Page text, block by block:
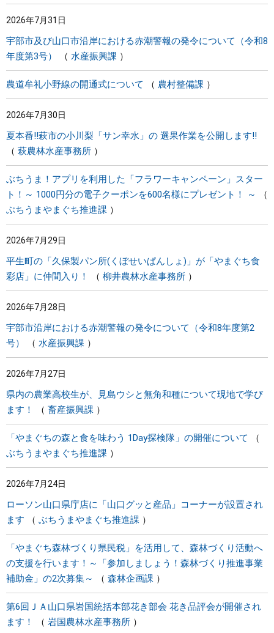
2026年7月31日
宇部市及び山口市沿岸における赤潮警報の発令について（令和8
年度第3号）
水産振興課
農道牟礼小野線の開通式について 農村整備課
2026年7月30日
夏本番!!萩市の小川梨「サン幸水」の 選果作業を公開します!!
萩農林水産事務所
ぶちうま！アプリを利用した「フラワーキャンペーン」スター
ト！～ 1000円分の電子クーポンを600名様にプレゼント！ ～
ぶちうまやまぐち推進課
2026年7月29日
平生町の「久保製パン所(くぼせいぱんしょ)」が「やまぐち食
彩店」に仲間入り！
柳井農林水産事務所
2026年7月28日
宇部市沿岸における赤潮警報の発令について（令和8年度第2
号）
水産振興課
2026年7月27日
県内の農業高校生が、見島ウシと無角和種について現地で学び
ます！
畜産振興課
「やまぐちの森と食を味わう 1Day探検隊」の開催について
ぶちうまやまぐち推進課
2026年7月24日
ローソン山口県庁店に「山口グッと産品」コーナーが設置され
ます
ぶちうまやまぐち推進課
「やまぐち森林づくり県民税」を活用して、森林づくり活動へ
の支援を行います！～「参加しましょう！森林づくり推進事業
補助金」の2次募集～
森林企画課
第6回ＪＡ山口県岩国統括本部花き部会 花き品評会が開催され
ます！
岩国農林水産事務所